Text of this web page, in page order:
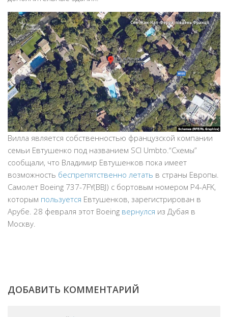
Вилла является собственностью французской компании
семьи Евтушенко под названием SCI Umbto.“Схемы”
сообщали, что Владимир Евтушенков пока имеет
возможность беспрепятственно летать в страны Европы.
Самолет Boeing 737-7FY(BBJ) с бортовым номером P4-AFK,
которым пользуется Евтушенков, зарегистрирован в
Арубе. 28 февраля этот Boeing вернулся из Дубая в
Москву.
ДОБАВИТЬ КОММЕНТАРИЙ